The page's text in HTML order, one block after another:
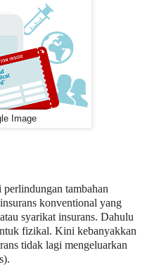
Image
perlindungan tambahan
konventional yang
syarikat insurans. Dahulu
fizikal. Kini kebanyakkan
tidak lagi mengeluarkan